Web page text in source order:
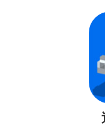
动作
卡
挂